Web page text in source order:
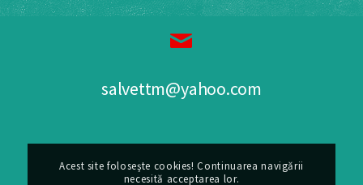
salvettm@yahoo.com
Acest site foloseşte cookies! Continuarea navigării
necesită acceptarea lor.